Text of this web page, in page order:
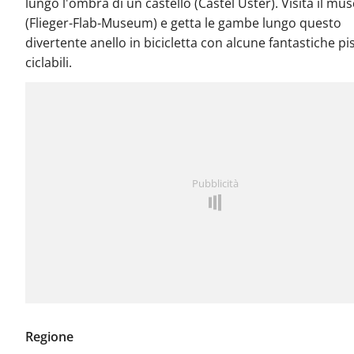
(Flieger-Flab-Museum) e getta le gambe lungo questo
divertente anello in bicicletta con alcune fantastiche
ciclabili.
Pubblicità
Regione